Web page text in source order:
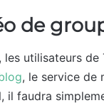
de
les utilisateurs
, le service de
il faudra